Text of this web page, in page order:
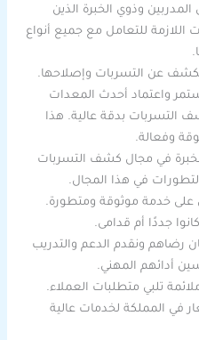
وذوي الخبرة الذين
اللازمة للتعامل مع جميع أنواع
عن التسربات وإصلاحها.
واعتماد أحدث المعدات
التسربات بدقة عالية. هذا
وفعالة.
في مجال كشف التسربات
في هذا المجال.
على خدمة موثوقة ومتطورة.
جددًا أم قدامى.
ونقدم الدعم والتدريب
أدائهم المهني.
تلبي متطلبات العملاء.
في المملكة لخدمات عالية